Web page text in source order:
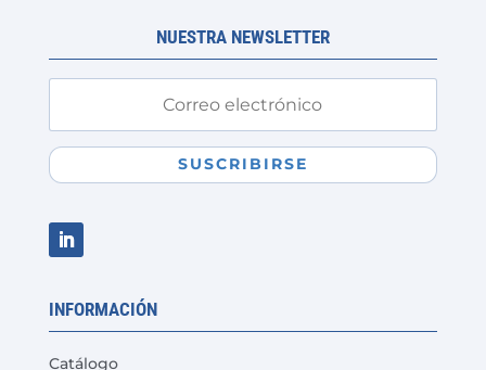
producto
NUESTRA NEWSLETTER
SUSCRIBIRSE
INFORMACIÓN
Catálogo